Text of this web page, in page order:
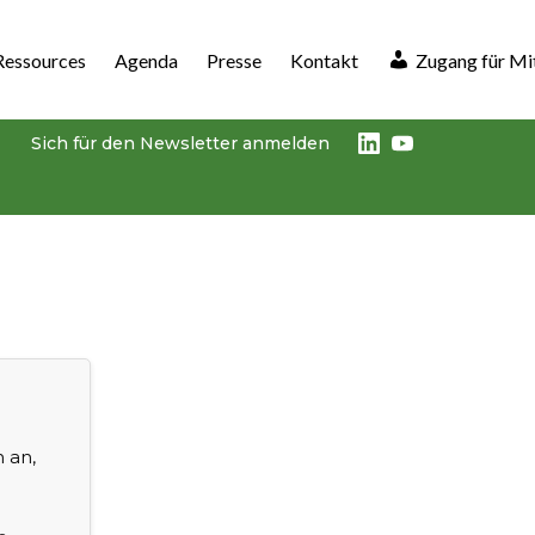
Agenda Presse Kontakt Zugang für
Sich für den Newsletter anmelden LinkedIn
Youtube
an,